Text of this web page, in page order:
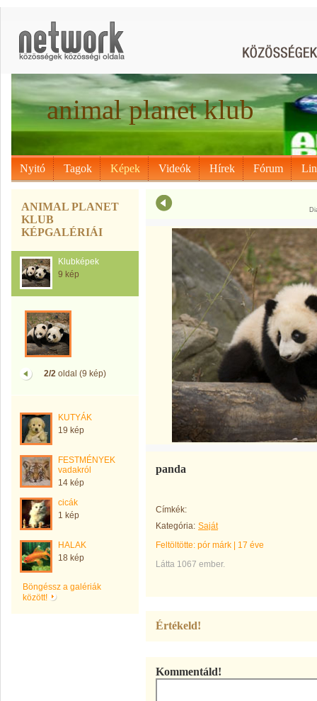
animal planet klub
Nyitó Tagok Képek Videók Hírek Fórum
ANIMAL PLANET
KLUB
KÉPGALÉRIÁI
Klubképek
9 kép
2/2 oldal (9 kép)
KUTYÁK
19 kép
FESTMÉNYEK
vadakról
14 kép
cicák
1 kép
HALAK
18 kép
Böngéssz a galériák
között!
panda
Címkék:
Kategória: Saját
Feltöltötte: pór márk
17 éve
Látta 1067 ember.
Értékeld!
Kommentáld!